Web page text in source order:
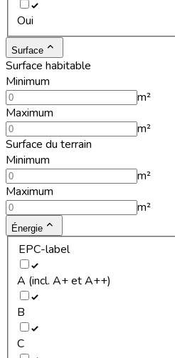
Oui
Surface
Surface habitable
Minimum
m²
Maximum
m²
Surface du terrain
Minimum
m²
Maximum
m²
Énergie
EPC-label
A (incl. A+ et A++)
B
C